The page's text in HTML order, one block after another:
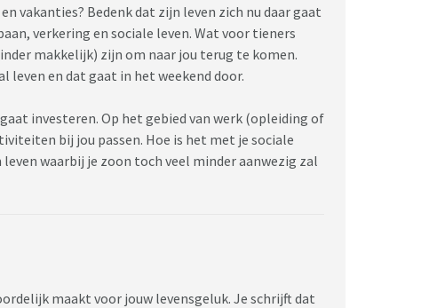
vakanties? Bedenk dat zijn leven zich nu daar gaat
verkering en sociale leven. Wat voor tieners
makkelijk) zijn om naar jou terug te komen.
leven en dat gaat in het weekend door.
investeren. Op het gebied van werk (opleiding of
bij jou passen. Hoe is het met je sociale
waarbij je zoon toch veel minder aanwezig zal
maakt voor jouw levensgeluk. Je schrijft dat